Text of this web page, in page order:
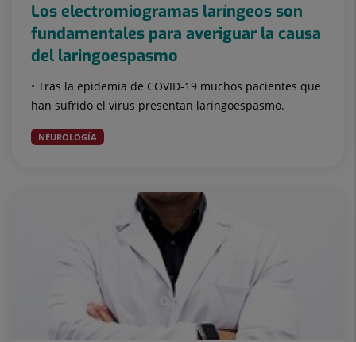
Los electromiogramas laríngeos son
fundamentales para averiguar la causa
del laringoespasmo
• Tras la epidemia de COVID-19 muchos pacientes que
han sufrido el virus presentan laringoespasmo.
NEUROLOGÍA